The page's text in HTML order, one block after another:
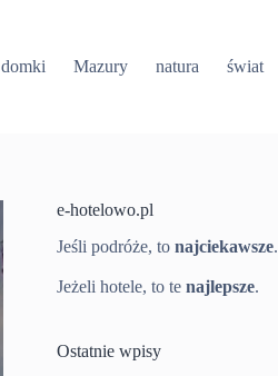
domki Mazury natura świat
e-hotelowo.pl
Jeśli podróże, tonajciekawsze.
Jeżeli hotele, to tenajlepsze.
Ostatnie wpisy